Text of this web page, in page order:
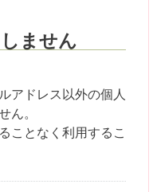
ません
アドレス以外の個人
ん。
ことなく利用するこ